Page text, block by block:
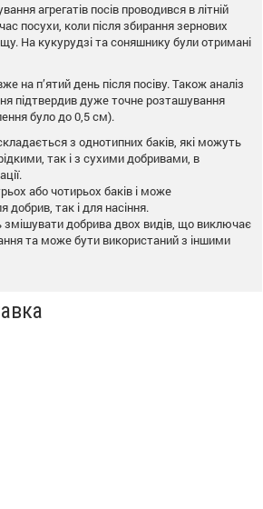
агрегатів посів проводився в літній
час посухи, коли після збирання зернових
На кукурудзі та соняшнику були отримані
на п’ятий день після посіву. Також аналіз
підтвердив дуже точне розташування
було до 0,5 см).
з однотипних баків, які можуть
так і з сухими добривами, в
або чотирьох баків і може
добрив, так і для насіння.
добрива двох видів, що виключає
та може бути використаний з іншими